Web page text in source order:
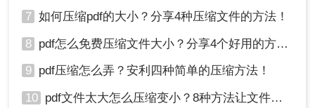
有时候，PDF文件之所以过大，是因为里面包含了很多
不必要的内容和格式。您可以通过删除冗余的图片、合
并多个PDF文件、删除不必要的页面等方式来减小文件
7 如何压缩pdf的大小？分享4种压缩文件的方法！
8 pdf怎么免费压缩文件大小？分享4个好用的方法，简单又快捷！
9 pdf压缩怎么弄？安利四种简单的压缩方法！
10 pdf文件太大怎么压缩变小？8种方法让文件轻松"瘦身"！